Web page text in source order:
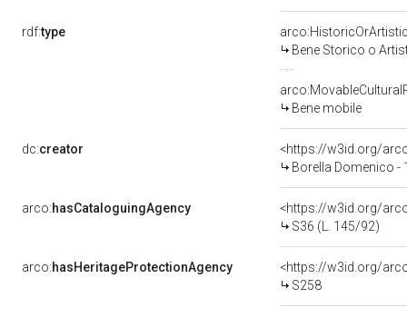
rdf:type
Bene Storico o
Bene mobile
dc:creator
<https://w3id.org/
Borella Domenico -
arco:hasCataloguingAgency
<https://w3id.org/
S36 (L. 145/92)
arco:hasHeritageProtectionAgency
<https://w3id.org/
S258